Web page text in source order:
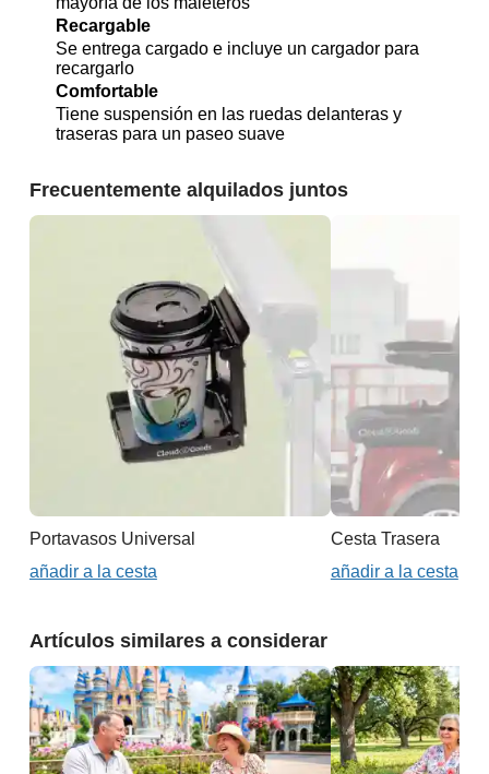
Recargable
Se entrega cargado e incluye un cargador para
recargarlo
Comfortable
Tiene suspensión en las ruedas delanteras y
traseras para un paseo suave
Frecuentemente alquilados juntos
Portavasos Universal
añadir a la cesta
Cesta Trasera
añadir a la cesta
Artículos similares a considerar